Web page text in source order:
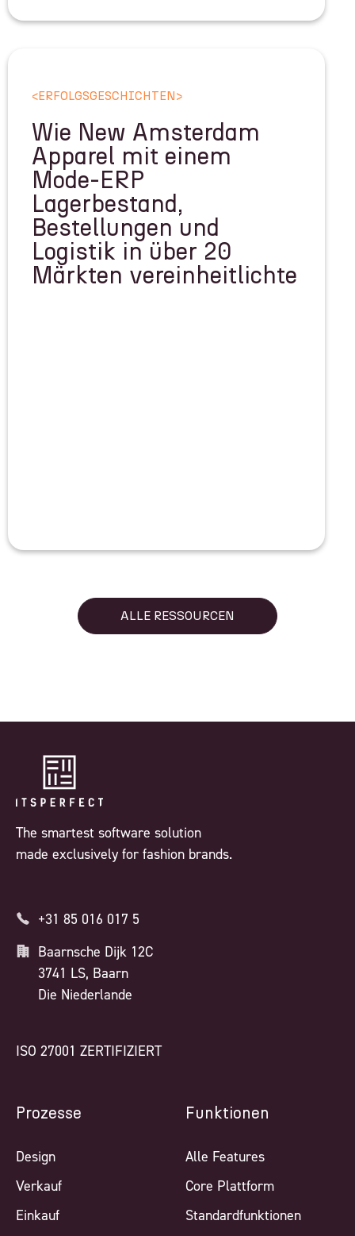
< ERFOLGSGESCHICHTEN >
Wie New Amsterdam
Apparel mit einem
Mode-ERP
Lagerbestand,
Bestellungen und
Logistik in über 20
Märkten vereinheitlichte
ALLE RESSOURCEN
The smartest software solution
made exclusively for fashion brands.
+31 85 016 017 5
Baarnsche Dijk 12C
3741 LS, Baarn
Die Niederlande
ISO 27001 ZERTIFIZIERT
Prozesse
Design
Verkauf
Einkauf
Funktionen
Alle Features
Core Plattform
Standardfunktionen